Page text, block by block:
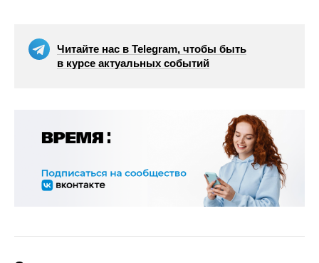
Читайте нас в Telegram, чтобы быть
в курсе актуальных событий